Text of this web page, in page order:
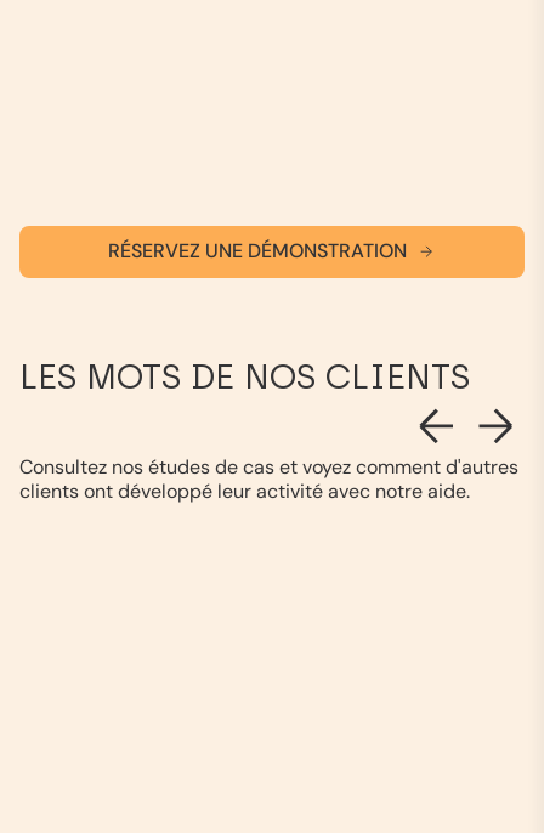
RÉSERVEZ UNE DÉMONSTRATION
LES MOTS DE NOS CLIENTS
Consultez nos études de cas et voyez comment d'autres
clients ont développé leur activité avec notre aide.